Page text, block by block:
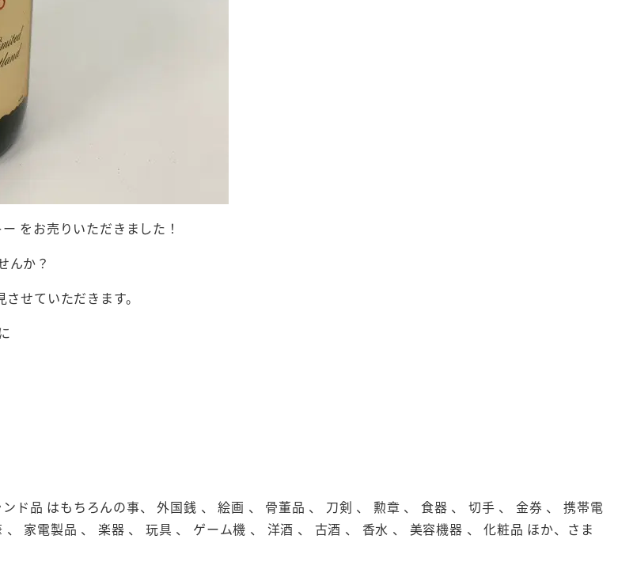
をお売りいただきました！
んか？
せていただきます。
ド品 はもちろんの事、 外国銭 、 絵画 、 骨董品 、 刀剣 、 勲章 、 食器 、 切手 、 金券 、 携帯電
家電製品 、 楽器 、 玩具 、 ゲーム機 、 洋酒 、 古酒 、 香水 、 美容機器 、 化粧品 ほか、さま